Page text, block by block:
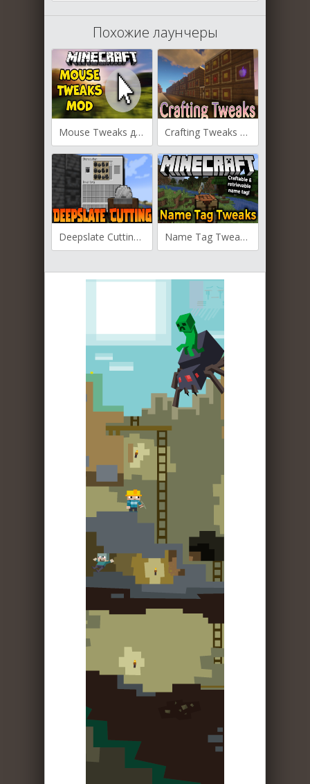
Похожие лаунчеры
Mouse Tweaks для Майнкрафт [1.20.4, 1.20.3, 1.20.1] Crafting Tweaks для Майнкрафт [1.20.1, 1.20, 1.19.4]
Deepslate Cutting для Майнкрафт [1.20.1, 1.19.4, 1.19.3] Name Tag Tweaks для Майнкрафт [1.20, 1.19.4, 1.19.3]